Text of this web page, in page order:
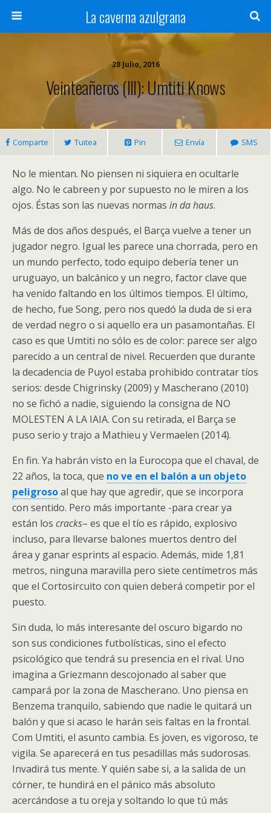
La caverna azulgrana
28 Julio, 2016
Veinteañeros (III): Umtiti Knows
Comparte Tuitea Pin Envía SMS
No le mientan. No piensen ni siquiera en ocultarle
algo. No le cabreen y por supuesto no le miren a los
ojos. Éstas son las nuevas normas in da haus.
Más de dos años después, el Barça vuelve a tener un
jugador negro. Igual les parece una chorrada, pero en
un mundo perfecto, todo equipo debería tener un
uruguayo, un balcánico y un negro, factor clave que
ha venido faltando en los últimos tiempos. El último,
de hecho, fue Song, pero nos quedó la duda de si era
de verdad negro o si aquello era un pasamontañas. El
caso es que Umtiti no sólo es de color: parece ser algo
parecido a un central de nivel. Recuerden que durante
la decadencia de Puyol estaba prohibido contratar tíos
serios: desde Chigrinsky (2009) y Mascherano (2010)
no se fichó a nadie, siguiendo la consigna de NO
MOLESTEN A LA IAIA. Con su retirada, el Barça se
puso serio y trajo a Mathieu y Vermaelen (2014).
En fin. Ya habrán visto en la Eurocopa que el chaval, de
22 años, la toca, que no ve en el balón a un objeto
peligrosoal que hay que agredir, que se incorpora
con sentido. Pero más importante -para crear ya
están los cracks– es que el tío es rápido, explosivo
incluso, para llevarse balones muertos dentro del
área y ganar esprints al espacio. Además, mide 1,81
metros, ninguna maravilla pero siete centímetros más
que el Cortosircuito con quien deberá competir por el
puesto.
Sin duda, lo más interesante del oscuro bigardo no
son sus condiciones futbolísticas, sino el efecto
psicológico que tendrá su presencia en el rival. Uno
imagina a Griezmann descojonado al saber que
campará por la zona de Mascherano. Uno piensa en
Benzema tranquilo, sabiendo que nadie le quitará un
balón y que si acaso le harán seis faltas en la frontal.
Com Umtiti, el asunto cambia. Es joven, es vigoroso, te
vigila. Se aparecerá en tus pesadillas más sudorosas.
Invadirá tus mente. Y quién sabe si, a la salida de un
córner, te hundirá en el pánico más absoluto
acercándose a tu oreja y soltando lo que tú más